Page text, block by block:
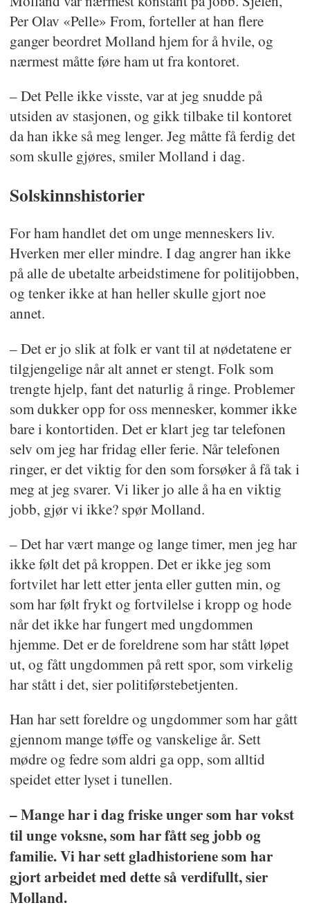
Per Olav «Pelle» From, forteller at han flere
ganger beordret Molland hjem for å hvile, og
nærmest måtte føre ham ut fra kontoret.
– Det Pelle ikke visste, var at jeg snudde på
utsiden av stasjonen, og gikk tilbake til kontoret
da han ikke så meg lenger. Jeg måtte få ferdig det
som skulle gjøres, smiler Molland i dag.
Solskinnshistorier
For ham handlet det om unge menneskers liv.
Hverken mer eller mindre. I dag angrer han ikke
på alle de ubetalte arbeidstimene for politijobben,
og tenker ikke at han heller skulle gjort noe
annet.
– Det er jo slik at folk er vant til at nødetatene er
tilgjengelige når alt annet er stengt. Folk som
trengte hjelp, fant det naturlig å ringe. Problemer
som dukker opp for oss mennesker, kommer ikke
bare i kontortiden. Det er klart jeg tar telefonen
selv om jeg har fridag eller ferie. Når telefonen
ringer, er det viktig for den som forsøker å få tak i
meg at jeg svarer. Vi liker jo alle å ha en viktig
jobb, gjør vi ikke? spør Molland.
– Det har vært mange og lange timer, men jeg har
ikke følt det på kroppen. Det er ikke jeg som
fortvilet har lett etter jenta eller gutten min, og
som har følt frykt og fortvilelse i kropp og hode
når det ikke har fungert med ungdommen
hjemme. Det er de foreldrene som har stått løpet
ut, og fått ungdommen på rett spor, som virkelig
har stått i det, sier politiførstebetjenten.
Han har sett foreldre og ungdommer som har gått
gjennom mange tøffe og vanskelige år. Sett
mødre og fedre som aldri ga opp, som alltid
speidet etter lyset i tunellen.
– Mange har i dag friske unger som har vokst
til unge voksne, som har fått seg jobb og
familie. Vi har sett gladhistoriene som har
gjort arbeidet med dette så verdifullt, sier
Molland.